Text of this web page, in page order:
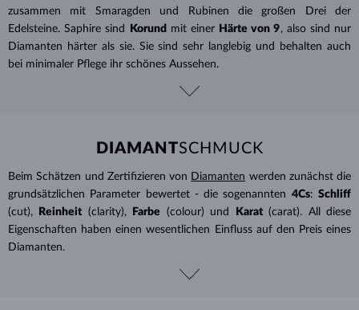
zusammen mit Smaragden und Rubinen die großen Drei der
Edelsteine. Saphire sind
Korund mit einer Härte von 9, also sind nur
Diamanten härter als sie. Sie sind sehr langlebig und behalten auch
bei minimaler Pflege ihr schönes Aussehen.
DIAMANTSCHMUCK
Beim Schätzen und Zertifizieren von Diamanten werden zunächst die
grundsätzlichen Parameter bewertet - die sogenannten 4Cs: Schliff
(cut),
Reinheit (clarity), Farbe (colour) und Karat (carat). All diese
Eigenschaften haben einen wesentlichen Einfluss auf den Preis eines
Diamanten.